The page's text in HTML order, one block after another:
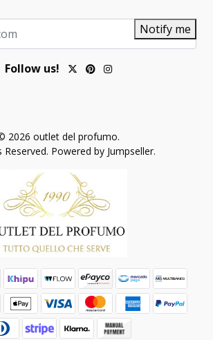
Notify me
Follow us!
2026 outlet del profumo.
Reserved. Powered by Jumpseller.